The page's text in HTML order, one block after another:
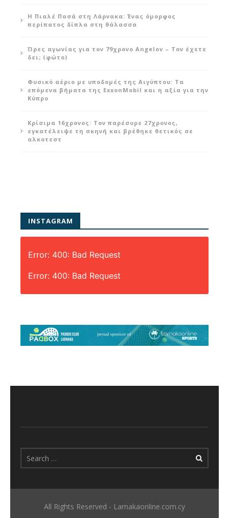
Η Πιαλέ Πασά στη Λάρνακα: Ένας όμορφος
περίπατος δίπλα στη θάλασσα
Ώρες αγωνίας για τον 79χρονο Angelov – Τον έχετε
δει; (φώτο)
Φυσικό αέριο με υποδομές της Αιγύπτου: Τα
επόμενα βήματα της ExxonMobil και η αξία για την
Κύπρο
Κρίσιμα 16χρονος: Τον παρέσυρε 27χρονος,
εγκατέλειψε τη σκηνή και βρέθηκε θετικός σε
αλκοτεστ
INSTAGRAM
Error: 400: Bad Request
Error: 400: Bad Request
All Rights Reserved - Larnakaonline.com.cy